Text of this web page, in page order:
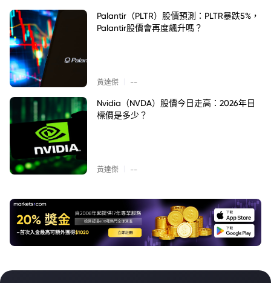
Palantir（PLTR）股價預測：PLTR暴跌5%，
Palantir股價會再度飆升嗎？
黃達傑 --
Nvidia（NVDA）股價今日走高：2026年目
標價是多少？
黃達傑 --